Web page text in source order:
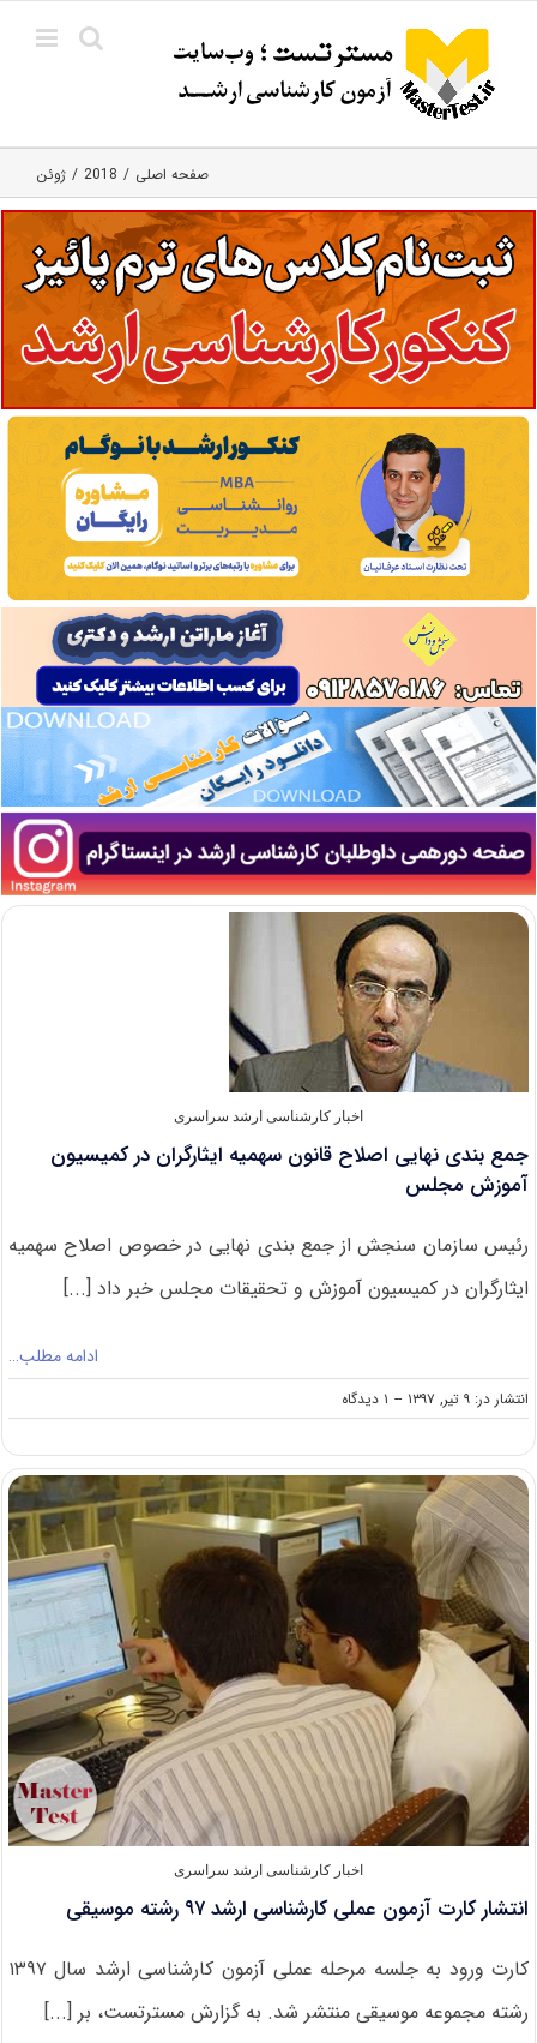
content
صفحه اصلی 2018 ژوئن
اخبار کارشناسی ارشد سراسری
جمع بندی نهایی اصلاح قانون سهمیه ایثارگران در کمیسیون
آموزش مجلس
رئیس سازمان سنجش از جمع بندی نهایی در خصوص اصلاح سهمیه
ایثارگران در کمیسیون آموزش و تحقیقات مجلس خبر داد [...]
ادامه مطلب…
انتشار در: ۹ تیر, ۱۳۹۷ -- ۱ دیدگاه
on
جمع
نهایی
اصلاح
قانون
سهمیه
ایثارگران
کمیسیون
آموزش
مجلس
اخبار کارشناسی ارشد سراسری
انتشار کارت آزمون عملی کارشناسی ارشد ۹۷ رشته موسیقی
کارت ورود به جلسه مرحله عملی آزمون کارشناسی ارشد سال ۱۳۹۷
رشته مجموعه موسیقی منتشر شد. به گزارش مسترتست، بر [...]